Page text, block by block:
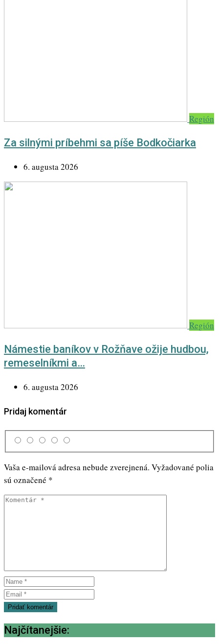
Región
Za silnými príbehmi sa píše Bodkočiarka
6. augusta 2026
Región
Námestie baníkov v Rožňave ožije hudbou,
remeselníkmi a…
6. augusta 2026
Pridaj komentár
Vaša e-mailová adresa nebude zverejnená. Vyžadované polia
sú označené *
Najčítanejšie: